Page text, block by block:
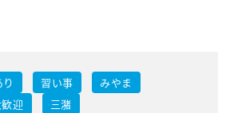
習い事
みやま
迎
三潴